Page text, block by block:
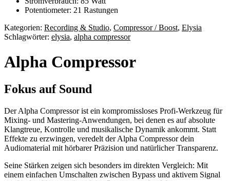
Potentiometer: 21 Rastungen
Kategorien: Recording & Studio, Compressor / Boost, Elysia
Schlagwörter: elysia, alpha compressor
Alpha Compressor
Fokus auf Sound
Der Alpha Compressor ist ein kompromissloses Profi-Werkzeug für
Mixing- und Mastering-Anwendungen, bei denen es auf absolute
Klangtreue, Kontrolle und musikalische Dynamik ankommt. Statt
Effekte zu erzwingen, veredelt der Alpha Compressor dein
Audiomaterial mit hörbarer Präzision und natürlicher Transparenz.
Seine Stärken zeigen sich besonders im direkten Vergleich: Mit
einem einfachen Umschalten zwischen Bypass und aktivem Signal